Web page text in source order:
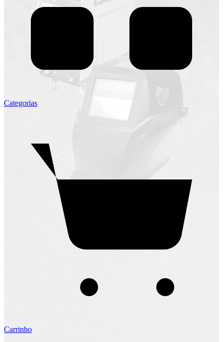
Categorias
Carrinho